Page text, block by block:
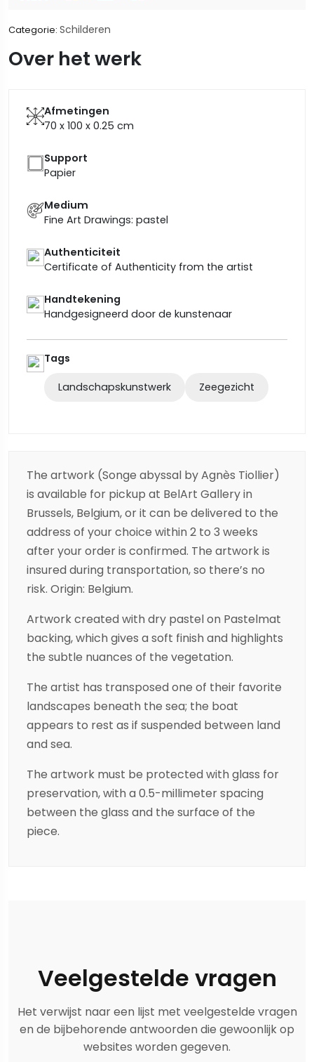
Categorie: Schilderen
Over het werk
Afmetingen
70 x 100 x 0.25 cm
Support
Papier
Medium
Fine Art Drawings: pastel
Authenticiteit
Certificate of Authenticity from the artist
Handtekening
Handgesigneerd door de kunstenaar
Tags
Landschapskunstwerk Zeegezicht
The artwork (Songe abyssal by Agnès Tiollier)
is available for pickup at BelArt Gallery in
Brussels, Belgium, or it can be delivered to the
address of your choice within 2 to 3 weeks
after your order is confirmed. The artwork is
insured during transportation, so there’s no
risk. Origin: Belgium.
Artwork created with dry pastel on Pastelmat
backing, which gives a soft finish and highlights
the subtle nuances of the vegetation.
The artist has transposed one of their favorite
landscapes beneath the sea; the boat
appears to rest as if suspended between land
and sea.
The artwork must be protected with glass for
preservation, with a 0.5-millimeter spacing
between the glass and the surface of the
piece.
Veelgestelde vragen
Het verwijst naar een lijst met veelgestelde vragen
en de bijbehorende antwoorden die gewoonlijk op
websites worden gegeven.